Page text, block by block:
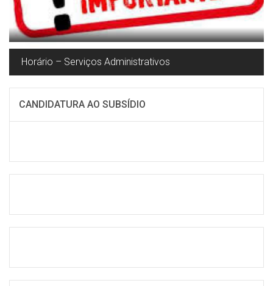
Horário – Serviços Administrativos
CANDIDATURA AO SUBSÍDIO